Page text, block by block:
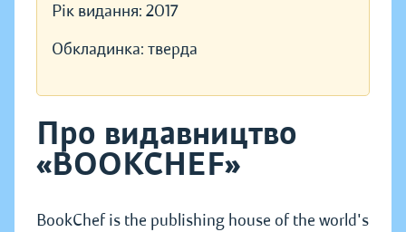
Рік видання: 2017
Обкладинка: тверда
Про видавництво
«BOOKCHEF»
BookChef is the publishing house of the world's